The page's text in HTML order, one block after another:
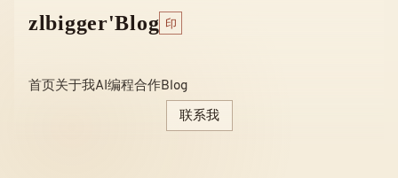
zlbigger'Blog 印
首页 关于我AI编程合作Blog
联系我